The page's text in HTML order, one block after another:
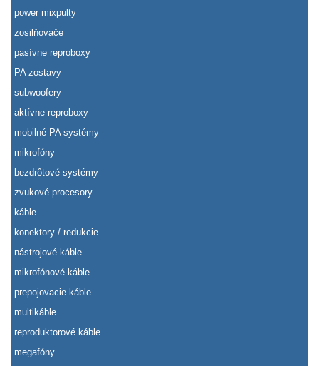
power mixpulty
zosilňovače
pasívne reproboxy
PA zostavy
subwoofery
aktívne reproboxy
mobilné PA systémy
mikrofóny
bezdrôtové systémy
zvukové procesory
káble
konektory / redukcie
nástrojové káble
mikrofónové káble
prepojovacie káble
multikáble
reproduktorové káble
megafóny